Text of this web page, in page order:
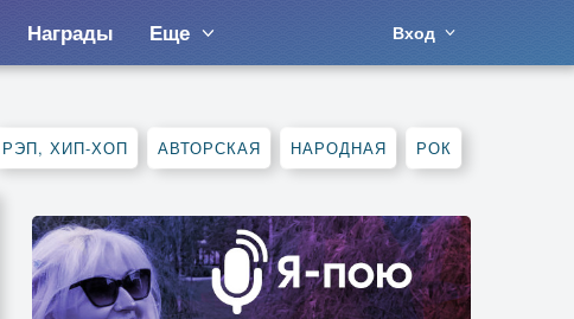
Награды Еще Вход
РЭП, ХИП-ХОП АВТОРСКАЯ НАРОДНАЯ РОК